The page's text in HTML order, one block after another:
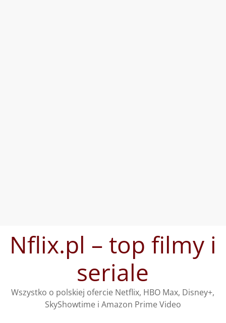
treściNflix.pl – top filmy i
seriale
Wszystko o polskiej ofercie Netflix, HBO Max, Disney+,
SkyShowtime i Amazon Prime Video